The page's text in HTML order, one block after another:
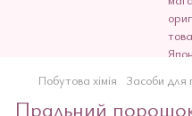
Побутова хімія Засоби для
Пральний